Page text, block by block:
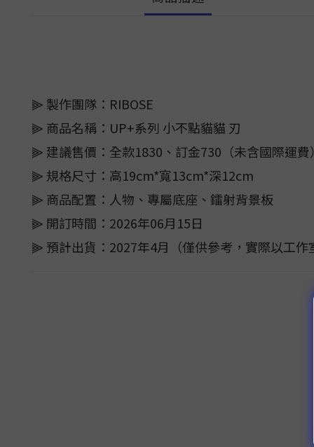
⫸ 製作團隊：RIBOSE
⫸ 商品名稱：UP+系列 小不點貓貓 刃
⫸ 建議售價：全款1830、訂金730（未含國際運費
⫸ 規格尺寸：高19cm*寬13cm*深12cm
⫸ 商品配置：人物、專屬底座、鐳射背景板
⫸ 開訂時間：2026年06月15日
⫸ 預計出貨：2027年4月（僅供參考，實際以工作